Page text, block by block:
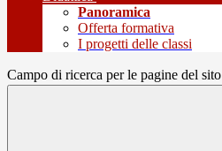
Panoramica
Offerta formativa
I progetti delle classi
Campo di ricerca per le pagine del sito